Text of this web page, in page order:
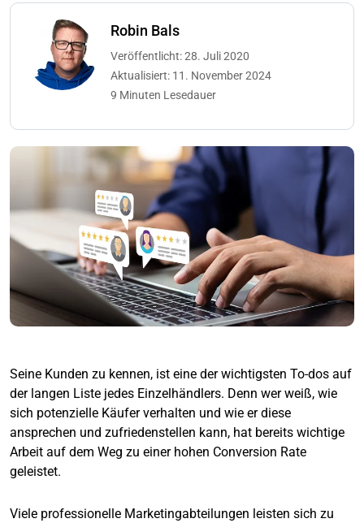
Robin Bals
Veröffentlicht: 28. Juli 2020
Aktualisiert: 11. November 2024
9 Minuten Lesedauer
Seine Kunden zu kennen, ist eine der wichtigsten To-dos auf
der langen Liste jedes Einzelhändlers. Denn wer weiß, wie
sich potenzielle Käufer verhalten und wie er diese
ansprechen und zufriedenstellen kann, hat bereits wichtige
Arbeit auf dem Weg zu einer hohen Conversion Rate
geleistet.
Viele professionelle Marketingabteilungen leisten sich zu